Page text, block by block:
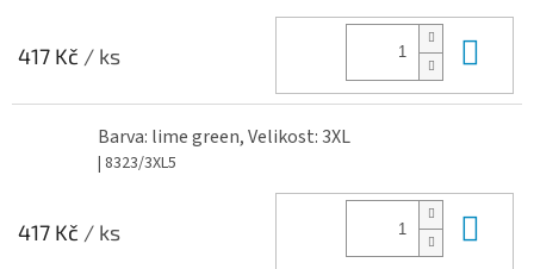
417 Kč / ks
Barva: lime green, Velikost: 3XL
| 8323/3XL5
417 Kč / ks